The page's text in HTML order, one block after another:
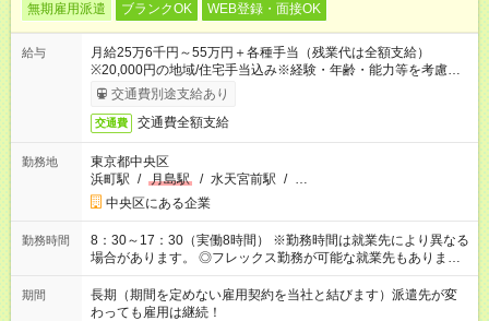
無期雇用派遣 ブランクOK WEB登録・面接OK
給与
月給25万6千円～55万円＋各種手当（残業代は全額支給）
※20,000円の地域/住宅手当込み※経験・年齢・能力等を考慮し
て加給・優遇します。★同一就業先で1年以上継続したら月1万
円の継続手当支給
交通費別途支給あり
交通費 交通費全額支給
勤務地
東京都中央区
浜町駅 / 月島駅 / 水天宮前駅 / …
中央区にある企業
勤務時間
8：30～17：30（実働8時間） ※勤務時間は就業先により異なる
場合があります。 ◎フレックス勤務が可能な就業先もありま
す。 ◎今よりもさらに働きやすい環境をつくるべく、 働き方
改革に全社をあげて取り組んでいます。
期間
長期（期間を定めない雇用契約を当社と結びます）派遣先が変
わっても雇用は継続！